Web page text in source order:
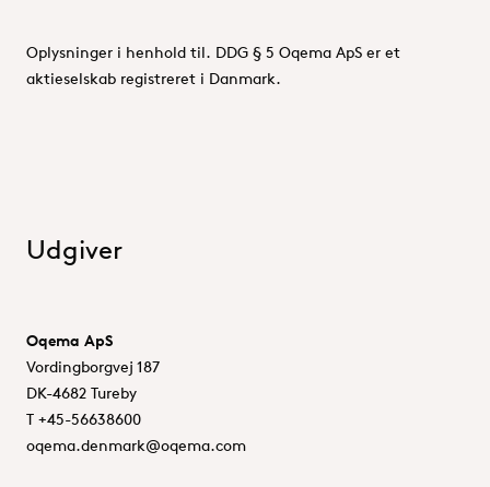
Oplysninger i henhold til. DDG § 5 Oqema ApS er et
aktieselskab registreret i Danmark.
Udgiver
Oqema ApS
Vordingborgvej 187
DK-4682 Tureby
T +45-56638600
oqema.denmark@oqema.com